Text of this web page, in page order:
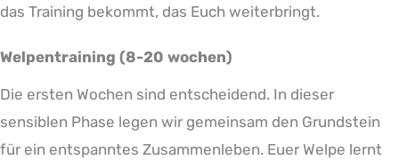
das Training bekommt, das Euch weiterbringt.
Welpentraining (8-20 wochen)
Die ersten Wochen sind entscheidend. In dieser
sensiblen Phase legen wir gemeinsam den Grundstein
für ein entspanntes Zusammenleben. Euer Welpe lernt